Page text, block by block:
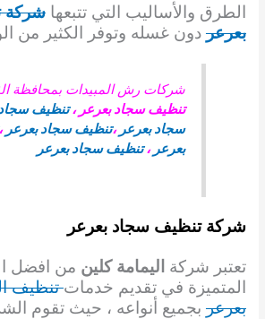
الطرق والأساليب التي تتبعهاشركة
بعرعر دونغسله وتوفر الكثير من
شركات رش المبيدات بمحافظة
تنظيف سجاد بعرعر ،تنظيف سجاد
سجاد بعرعر ،تنظيف سجاد بعرعر
بعرعر ،تنظيف سجاد بعرعر
شركة تنظيف سجاد بعرعر
تعتبر شركة اليمامة كلين من افضل
المتميزة في تقديم خدمات تنظيف
بعرعر بجميع أنواعه ، حيث تقوم